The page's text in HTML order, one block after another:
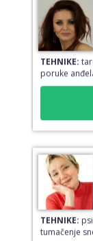
TEHNIKE:
poruke
TEHNIKE:
tumačenje